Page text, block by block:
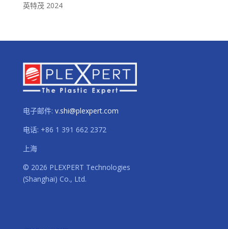
英特茂 2024
电子邮件: v.shi@plexpert.com
电话: +86 1 391 662 2372
上海
© 2026 PLEXPERT Technologies
(Shanghai) Co., Ltd.